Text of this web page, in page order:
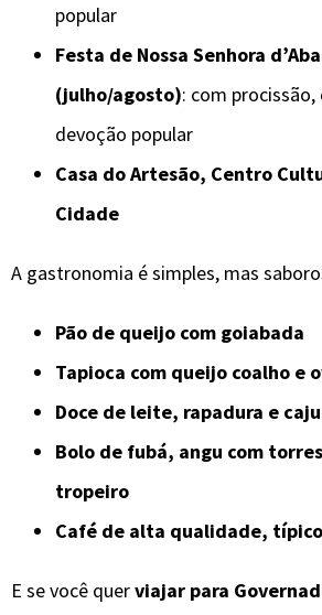
popular
Festa de Nossa Senhora
(julho/agosto): com
devoção popular
Casa do Artesão, Centro
Cidade
A gastronomia é simples, mas
Pão de queijo com goiabada
Tapioca com queijo coalho e
Doce de leite, rapadura e caju
Bolo de fubá, angu com
tropeiro
Café de alta qualidade,
E se você querviajar para